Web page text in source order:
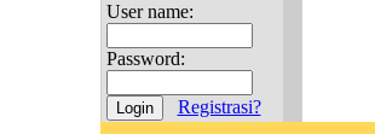
User name:
Password:
Registrasi?